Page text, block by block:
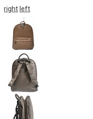
rightleft